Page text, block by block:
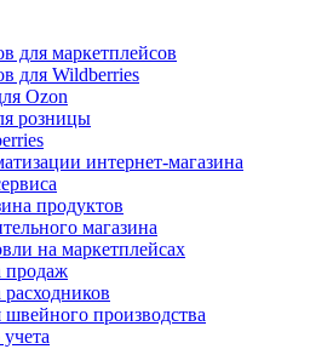
для маркетплейсов
для Wildberries
Ozon
розницы
интернет-магазина
продуктов
магазина
на маркетплейсах
продаж
производства